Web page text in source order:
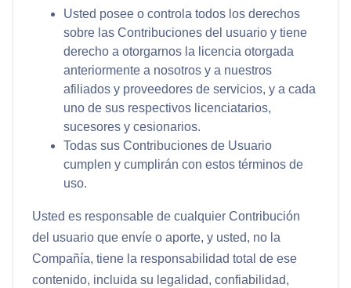
Usted posee o controla todos los derechos
sobre las Contribuciones del usuario y tiene
derecho a otorgarnos la licencia otorgada
anteriormente a nosotros y a nuestros
afiliados y proveedores de servicios, y a cada
uno de sus respectivos licenciatarios,
sucesores y cesionarios.
Todas sus Contribuciones de Usuario
cumplen y cumplirán con estos términos de
uso.
Usted es responsable de cualquier Contribución
del usuario que envíe o aporte, y usted, no la
Compañía, tiene la responsabilidad total de ese
contenido, incluida su legalidad, confiabilidad,